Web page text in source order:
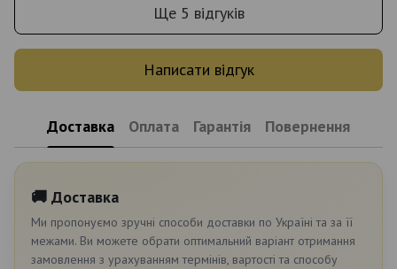
Ще 5 відгуків
Написати відгук
Доставка Оплата Гарантія Повернення
🚚 Доставка
Ми пропонуємо зручні способи доставки по Україні та за її
межами. Ви можете обрати оптимальний варіант отримання
замовлення з урахуванням термінів, вартості та способу